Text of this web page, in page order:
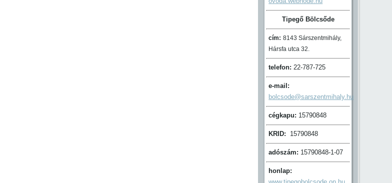
Tipegő Bölcsőde
cím: 8143 Sárszentmihály,
Hársfa utca 32.
telefon: 22-787-725
e-mail:
bolcsode@sarszentmihaly.hu
cégkapu: 15790848
KRID: 15790848
adószám: 15790848-1-07
honlap: